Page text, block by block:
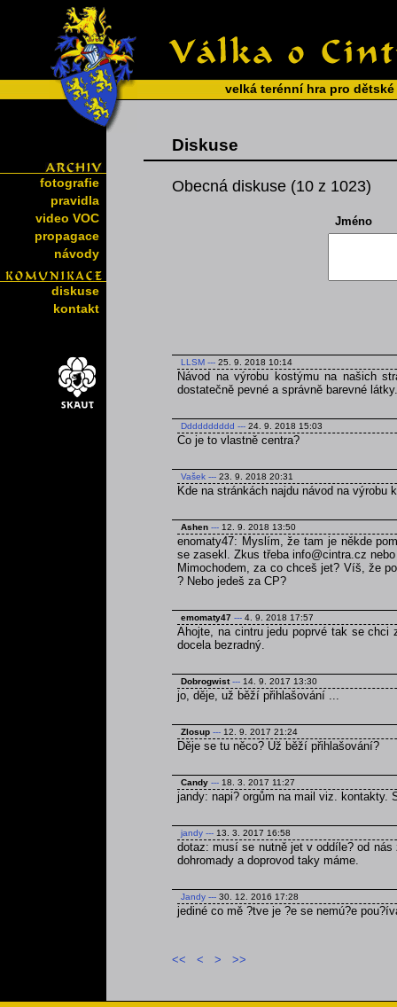
velká terénní hra pro
fotografie
pravidla
video VOC
propagace
návody
diskuse
kontakt
Diskuse
Obecná diskuse (10 z 1023)
Jméno
LLSM --- 25. 9. 2018 10:14
Návod na výrobu kostýmu na našich
dostatečně pevné a správně barevné látky.
Dddddddddd --- 24. 9. 2018 15:03
Co je to vlastně centra?
Vašek --- 23. 9. 2018 20:31
Kde na stránkách najdu návod na výrobu
Ashen --- 12. 9. 2018 13:50
enomaty47: Myslím, že tam je někde
se zasekl. Zkus třeba info@cintra.cz
Mimochodem, za co chceš jet? Víš, že
? Nebo jedeš za CP?
emomaty47 --- 4. 9. 2018 17:57
Ahojte, na cintru jedu poprvé tak se chci
docela bezradný.
Dobrogwist --- 14. 9. 2017 13:30
jo, děje, už běží přihlašování ...
Zlosup --- 12. 9. 2017 21:24
Děje se tu něco? Už běží přihlašování?
Candy --- 18. 3. 2017 11:27
jandy: napi? orgům na mail viz. kontakty.
jandy --- 13. 3. 2017 16:58
dotaz: musí se nutně jet v oddíle? od
dohromady a doprovod taky máme.
Jandy --- 30. 12. 2016 17:28
jediné co mě ?tve je ?e se nemú?e
<< < > >>